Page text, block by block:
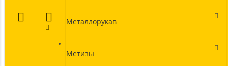
Металлорукав
Метизы